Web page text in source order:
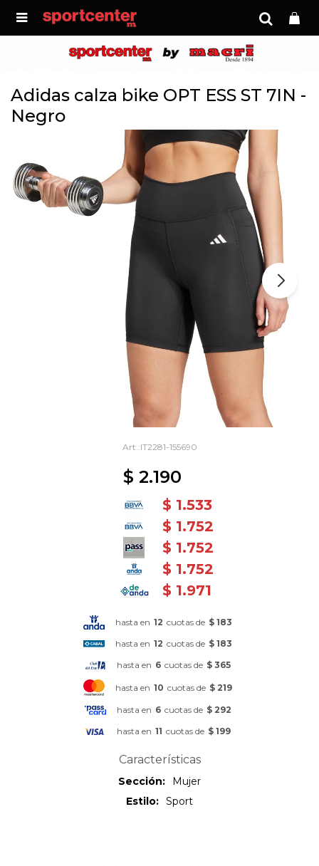

Adidas calza bike OPT ESS ST 7IN -
Negro
IT2281-155690
$ 2.190
$ 1.533
$ 1.752
$ 1.752
$ 1.752
$ 1.971
hasta en 12 cuotas de $ 183
hasta en 12 cuotas de $ 183
hasta en 6 cuotas de $ 365
hasta en 10 cuotas de $ 219
hasta en 6 cuotas de $ 292
hasta en 11 cuotas de $ 199
Características
Sección
Mujer
Estilo
Sport